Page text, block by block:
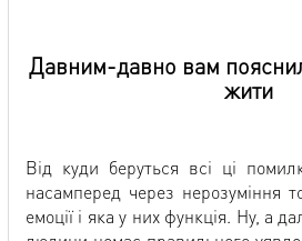
Давним-давно вам
жити
Від куди беруться всі ці
насамперед через нерозуміння
емоції і яка у них функція. Ну, а